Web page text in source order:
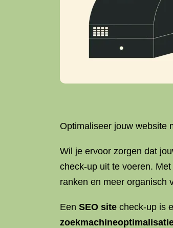
Optimaliseer jouw website
Wil je ervoor zorgen dat
check-up uit te voeren.
ranken en meer organisch
Een SEO site check-up is